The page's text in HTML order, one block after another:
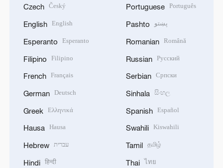
Czech Český
English English
Esperanto Esperanto
Filipino Filipino
French Français
German Deutsch
Greek Ελληνικά
Hausa Hausa
Hebrew עברית
Hindi हिन्दी
Portuguese Português
Pashto پښتو
Romanian Română
Russian Русский
Serbian Српски
Sinhala සිංහල
Spanish Español
Swahili Kiswahili
Tamil தமிழ்
Thai ไทย